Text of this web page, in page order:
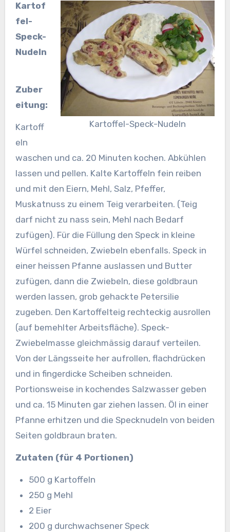
Kartoffel-Speck-Nudeln
Kartof
fel-
Speck-
Nudeln
Zuber
eitung:
Kartoff
eln
waschen und ca. 20 Minuten kochen. Abkühlen
lassen und pellen. Kalte Kartoffeln fein reiben
und mit den Eiern, Mehl, Salz, Pfeffer,
Muskatnuss zu einem Teig verarbeiten. (Teig
darf nicht zu nass sein, Mehl nach Bedarf
zufügen). Für die Füllung den Speck in kleine
Würfel schneiden, Zwiebeln ebenfalls. Speck in
einer heissen Pfanne auslassen und Butter
zufügen, dann die Zwiebeln, diese goldbraun
werden lassen, grob gehackte Petersilie
zugeben. Den Kartoffelteig rechteckig ausrollen
(auf bemehlter Arbeitsfläche). Speck-
Zwiebelmasse gleichmässig darauf verteilen.
Von der Längsseite her aufrollen, flachdrücken
und in fingerdicke Scheiben schneiden.
Portionsweise in kochendes Salzwasser geben
und ca. 15 Minuten gar ziehen lassen. Öl in einer
Pfanne erhitzen und die Specknudeln von beiden
Seiten goldbraun braten.
Zutaten (für 4 Portionen)
500 g Kartoffeln
250 g Mehl
2 Eier
200 g durchwachsener Speck